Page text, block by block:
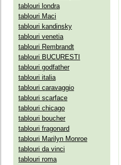
tablouri londra
tablouri Maci
tablouri kandinsky
tablouri venetia
tablouri Rembrandt
tablouri BUCURESTI
tablouri godfather
tablouri italia
tablouri caravaggio
tablouri scarface
tablouri chicago
tablouri boucher
tablouri fragonard
tablouri Marilyn Monroe
tablouri da vinci
tablouri roma